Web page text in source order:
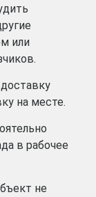
или
на месте.
в рабочее
не